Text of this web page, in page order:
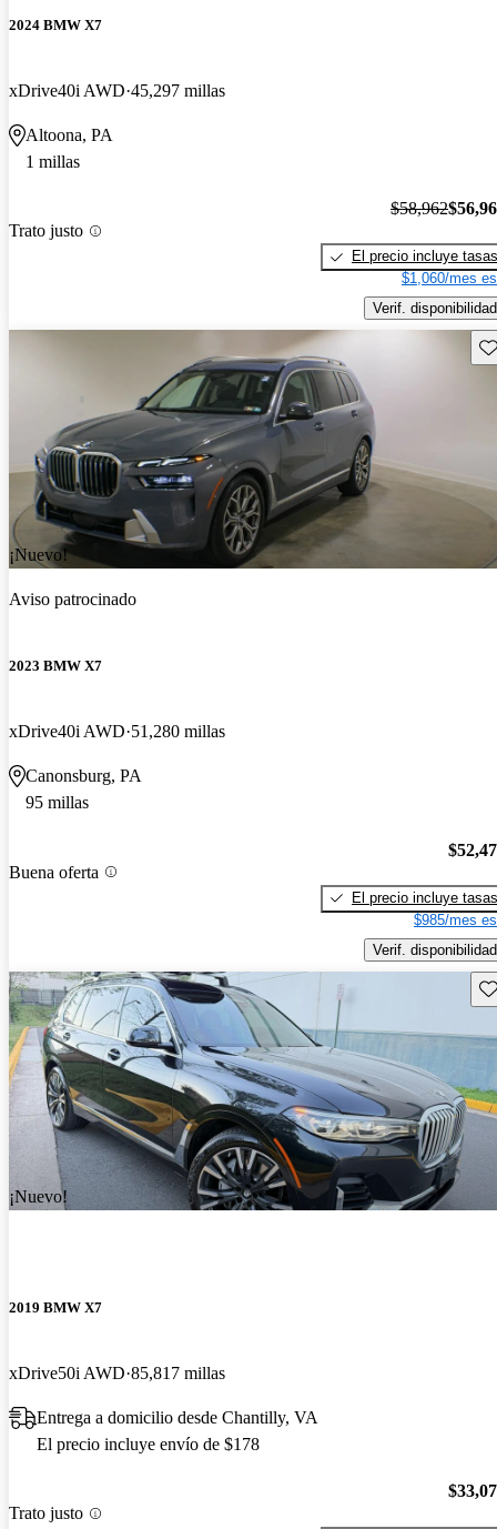
2024 BMW X7
xDrive40i AWD 45,297 millas
Altoona, PA
1 millas
Trato justo
$58,962
El precio incluye tasas
$1,060/mes
Verif. disponibilidad
¡Nuevo!
Aviso patrocinado
2023 BMW X7
xDrive40i AWD 51,280 millas
Canonsburg, PA
95 millas
Buena oferta
El precio incluye tasas
$985/mes
Verif. disponibilidad
¡Nuevo!
2019 BMW X7
xDrive50i AWD 85,817 millas
Entrega a domicilio desde Chantilly, VA
El precio incluye envío de $178
Trato justo